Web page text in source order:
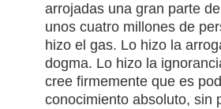
arrojadas una gran parte
unos cuatro millones de
hizo el gas. Lo hizo la
dogma. Lo hizo la
cree firmemente que es
conocimiento absoluto, sin